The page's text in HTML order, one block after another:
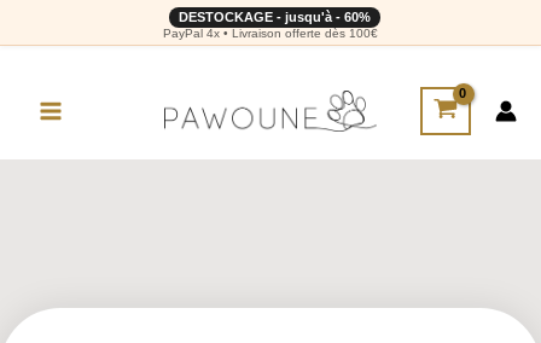
DESTOCKAGE - jusqu'à - 60%
PayPal 4x • Livraison offerte dès 100€